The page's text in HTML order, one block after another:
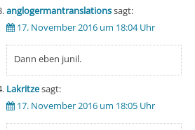
anglogermantranslationssagt:
17. November 2016 um 18:04 Uhr
Dann eben junil.
Lakritzesagt:
17. November 2016 um 18:05 Uhr